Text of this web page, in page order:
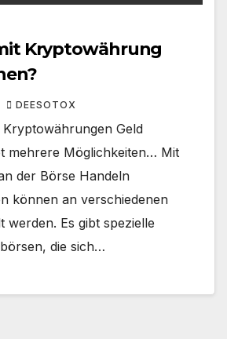
Kryptowährung
DEESOTOX
Geld
mehrere Möglichkeiten… Mit
der Börse Handeln
können an verschiedenen
werden. Es gibt spezielle
die sich…